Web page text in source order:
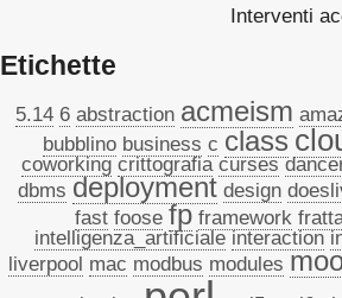
Interventi
Etichette
5.14 6 abstraction acmeism
bubblino business c class
coworking crittografia curses
dbms deployment design
fast foose fp framework
intelligenza_artificiale interaction
liverpool mac modbus modules